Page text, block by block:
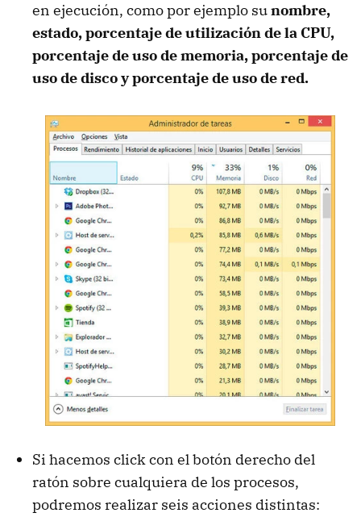
en ejecución, como por ejemplo sunombre,
estado, porcentaje de utilización de la CPU,
porcentaje de uso de memoria, porcentaje de
uso de disco y porcentaje de uso de red.
Si hacemos click con el botón derecho del
ratón sobre cualquiera de los procesos,
podremos realizar seis acciones distintas: